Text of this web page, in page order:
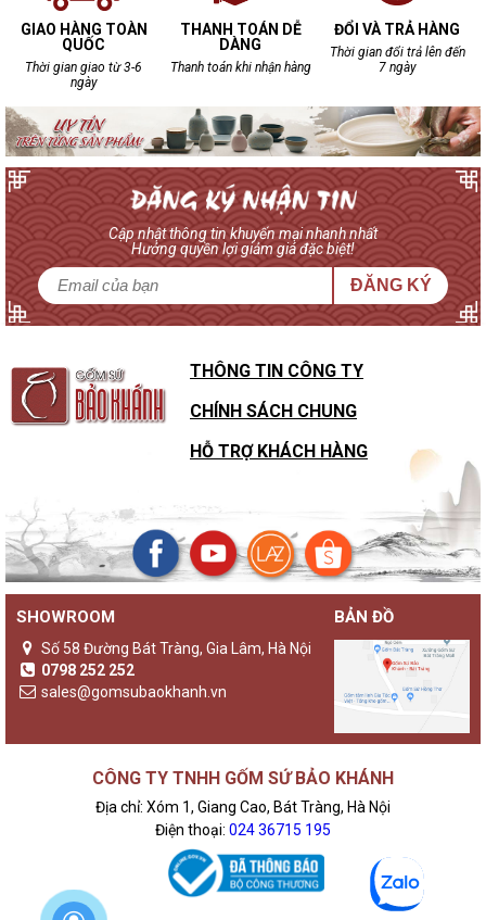
GIAO HÀNG TOÀN
QUỐC
Thời gian giao từ 3-6
ngày
THANH TOÁN DỄ
DÀNG
Thanh toán khi nhận hàng
ĐỔI VÀ TRẢ HÀNG
Thời gian đổi trả lên đến
7 ngày
Cập nhật thông tin khuyến mại nhanh nhất
Hưởng quyền lợi giảm giá đặc biệt!
ĐĂNG KÝ
THÔNG TIN CÔNG TY
CHÍNH SÁCH CHUNG
HỖ TRỢ KHÁCH HÀNG
SHOWROOM
Số 58 Đường Bát Tràng, Gia Lâm, Hà Nội
0798 252 252
sales@gomsubaokhanh.vn
BẢN ĐỒ
CÔNG TY TNHH GỐM SỨ BẢO KHÁNH
Địa chỉ: Xóm 1, Giang Cao, Bát Tràng, Hà Nội
Điện thoại: 024 36715 195